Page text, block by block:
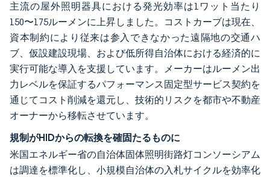
主流の屋外照明器具における発光効率は1ワット当たり
150〜175ルーメンに上昇しました。コストカーブは現在、
資本制約により従来は参入できなかった遠隔地の交通ハ
ブ、仮設建設現場、および低所得自治体における経済的に
実行可能な導入を支援しています。メーカーはルーメン出
力レベルを保証するパフォーマンス固定型サービス契約を
通じてコスト削減を還元し、技術的リスクを都市や不動産
オーナーから移転させています。
規制がHIDからの転換を確固たるものに
米国エネルギー省の自治体固体照明街路灯コンソーシアム
は調達を標準化し、小規模自治体の入札サイクルを効率化